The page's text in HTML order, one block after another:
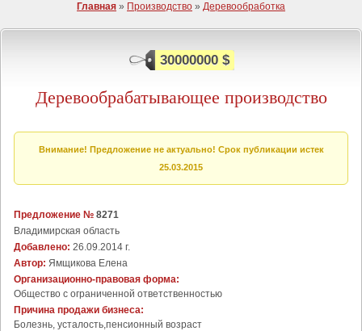
Главная » Производство » Деревообработка
30000000 $
Деревообрабатывающее производство
Внимание! Предложение не актуально! Срок публикации истек
25.03.2015
Предложение № 8271
Владимирская область
Добавлено: 26.09.2014 г.
Автор: Ямщикова Елена
Организационно-правовая форма:
Общество с ограниченной ответственностью
Причина продажи бизнеса:
Болезнь, усталость,пенсионный возраст